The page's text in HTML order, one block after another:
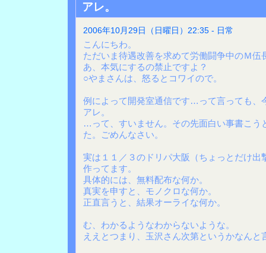
アレ。
2006年10月29日（日曜日）22:35 - 日常
こんにちわ。
ただいま待遇改善を求めて労働闘争中のＭ伍
あ、本気にするの禁止ですよ？
○やまさんは、怒るとコワイので。
例によって開発室通信です…って言っても、
アレ。
…って、すいません。その先面白い事書こう
た。ごめんなさい。
実は１１／３のドリパ大阪（ちょっとだけ出
作ってます。
具体的には、無料配布な何か。
真実を申すと、モノクロな何か。
正直言うと、結果オーライな何か。
む、わかるようなわからないような。
ええとつまり、玉沢さん次第というかなん